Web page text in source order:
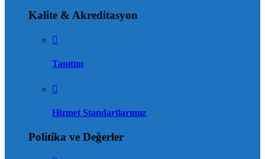
Kalite & Akreditasyon
Tanıtım
Hizmet Standartlarımız
Politika ve Değerler